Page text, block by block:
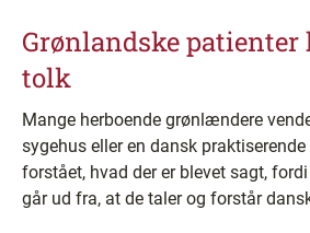
Grønlandske patienter
tolk
Mange herboende grønlændere
sygehus eller en dansk
forstået, hvad der er blevet sagt,
går ud fra, at de taler og forstår